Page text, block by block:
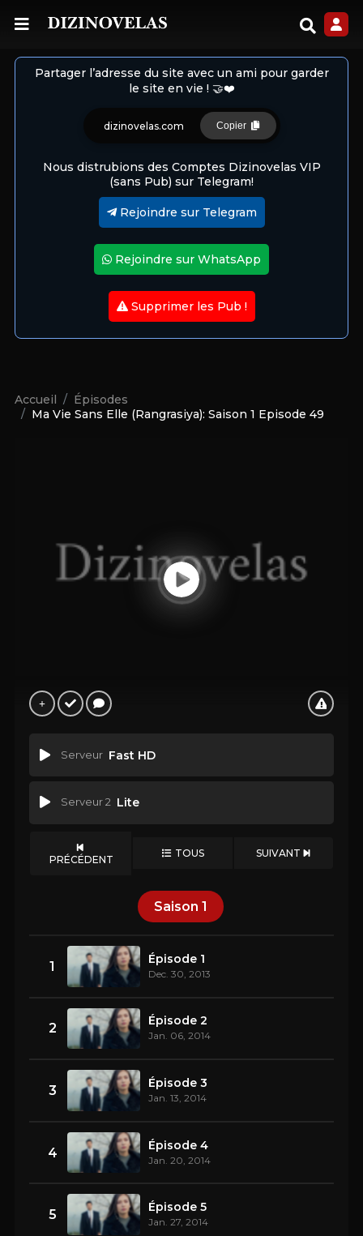
Partager l’adresse du site avec un ami pour garder
le site en vie ! 🤝❤️
dizinovelas.com Copier
Nous distrubions des Comptes Dizinovelas VIP
(sans Pub) sur Telegram!
Rejoindre sur Telegram
Rejoindre sur WhatsApp
Supprimer les Pub !
Accueil
Épisodes
Ma Vie Sans Elle (Rangrasiya): Saison 1 Episode 49
Serveur Fast HD
Serveur 2 Lite
PRÉCÉDENT TOUS SUIVANT
Saison 1
1 Épisode 1
Dec. 30, 2013
2 Épisode 2
Jan. 06, 2014
3 Épisode 3
Jan. 13, 2014
4 Épisode 4
Jan. 20, 2014
5 Épisode 5
Jan. 27, 2014